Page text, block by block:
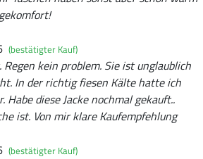
(bestätigter Kauf)
Regen kein problem. Sie ist unglaublich
In der richtig fiesen Kälte hatte ich
diese Jacke nochmal gekauft..
ist. Von mir klare Kaufempfehlung
(bestätigter Kauf)